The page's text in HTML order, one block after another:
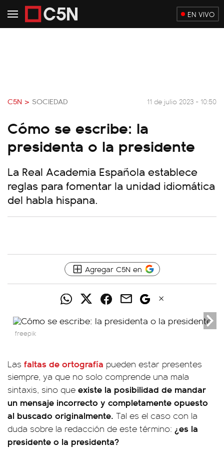
EN VIVO
C5N > SOCIEDAD 11 de julio 2023 - 10:50
Cómo se escribe: la
presidenta o la presidente
La Real Academia Española establece
reglas para fomentar la unidad idiomática
del habla hispana.
Agregar C5N en
freepik
Las faltas de ortografía pueden estar presentes
siempre, ya que no solo comprende una mala
sintaxis, sino que existe la posibilidad de mandar
un mensaje incorrecto y completamente opuesto
al buscado originalmente. Tal es el caso con la
duda sobre la redacción de este término: ¿es la
presidente o la presidenta?